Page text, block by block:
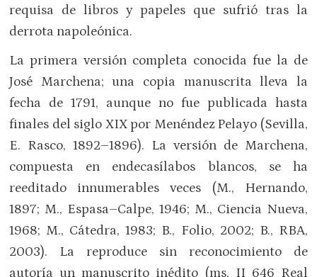
requisa de libros y papeles que sufrió tras la
derrota napoleónica.
La primera versión completa conocida fue la de
José Marchena; una copia manuscrita lleva la
fecha de 1791, aunque no fue publicada hasta
finales del siglo XIX por Menéndez Pelayo (Sevilla,
E. Rasco, 1892–1896). La versión de Marchena,
compuesta en endecasílabos blancos, se ha
reeditado innumerables veces (M., Hernando,
1897; M., Espasa–Calpe, 1946; M., Ciencia Nueva,
1968; M., Cátedra, 1983; B., Folio, 2002; B., RBA,
2003). La reproduce sin reconocimiento de
autoría un manuscrito inédito (ms. II 646 Real